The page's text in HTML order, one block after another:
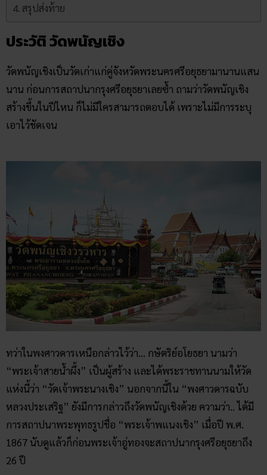
สรุปส่งท้าย
ประวัติ วัดพนัญเชิง
วัดพนัญเชิงเป็นวัดเก่าแก่คู่จังหวัดพระนครศรีอยุธยามานานแสน
นาน ก่อนการสถาปนากรุงศรีอยุธยาเลยซ้ำ ถามว่าวัดพนัญเชิง
สร้างขึ้นในปีไหน ก็ไม่มีใครสามารถตอบได้ เพราะไม่มีการระบุ
เอาไว้ชัดเจน
ทว่าในพงศาวดารเหนือกล่าวไว้ว่า… กษัตริย์อโยธยา นามว่า
“พระเจ้าสายน้ำผึ้ง” เป็นผู้สร้าง และได้พระราชทานนามให้วัด
แห่งนี้ว่า “วัดเจ้าพระนางเชิง” นอกจากนี้ใน “พงศาวดารฉบับ
หลวงประเสริฐ” ยังมีการกล่าวถึงวัดพนัญเชิงด้วย ความว่า.. ได้มี
การสถาปนาพระพุทธรูปชื่อ “พระเจ้าพแนงเชิง” เมื่อปี พ.ศ.
1867 นับดูแล้วก็ก่อนพระเจ้าอู่ทองจะสถาปนากรุงศรีอยุธยาถึง
26 ปี